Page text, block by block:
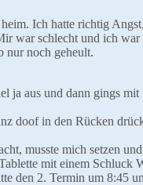
Ich hatte richtig
war schlecht und ich
nur noch geheult.
ja aus und dann gings mit
doof in den Rücken
musste mich setzen
mit einem Schluck
den 2. Termin um 8:45